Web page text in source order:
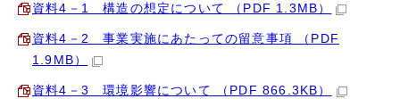
資料4－1 構造の想定について （PDF 1.3MB）
資料4－2 事業実施にあたっての留意事項 （PDF
1.9MB）
資料4－3 環境影響について （PDF 866.3KB）